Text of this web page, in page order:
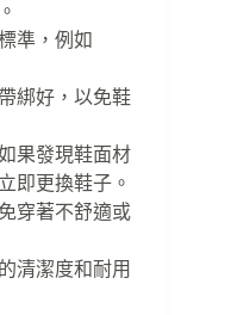
準，例如
綁好，以免鞋
果發現鞋面材
即更換鞋子。
穿著不舒適或
清潔度和耐用